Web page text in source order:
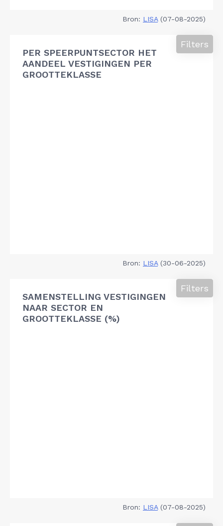
Bron: LISA(07-08-2025)
PER SPEERPUNTSECTOR HET
AANDEEL VESTIGINGEN PER
GROOTTEKLASSE
Filters
Bron: LISA(30-06-2025)
SAMENSTELLING VESTIGINGEN
NAAR SECTOR EN
GROOTTEKLASSE (%)
Filters
Bron: LISA(07-08-2025)